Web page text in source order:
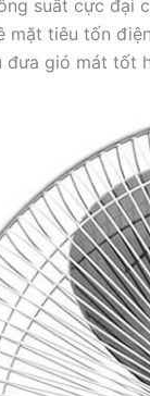
suất cực đại
mặt tiêu tốn
đưa gió mát tốt